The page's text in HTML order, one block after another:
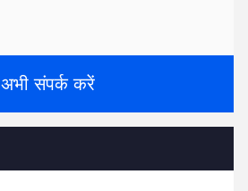
अभी संपर्क करें